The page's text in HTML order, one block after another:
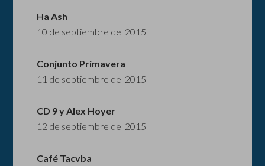
Ha Ash
10 de septiembre del 2015
Conjunto Primavera
11 de septiembre del 2015
CD 9 y Alex Hoyer
12 de septiembre del 2015
Café Tacvba